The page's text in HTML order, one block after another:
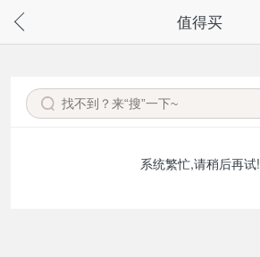
请通过微信或支付宝搜“奇兔客小程序”访问
值得买
系统繁忙,请稍后再试!